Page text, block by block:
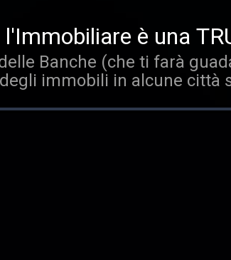
e non
qualsiasi responsabilità
a seguito della visione o
sessione gratuita con il
più adatte a te: https://
Una cosa da non fare...
Miei, ti guideremo nella
—
è una
delle Banche (che ti farà
immobili in alcune città
Come è possibile che
partendo dalla storia di